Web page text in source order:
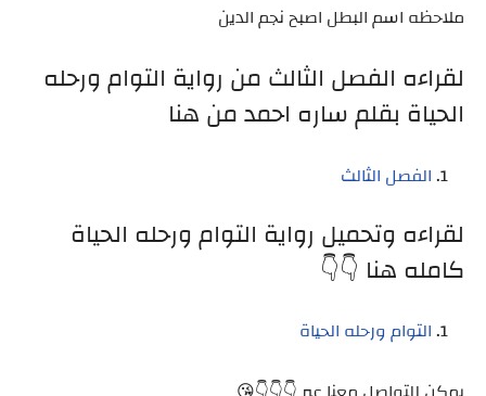
ملاحظه اسم البطل اصبح نجم الدين
لقراءه الفصل الثالث من رواية التوام ورحله
الحياة بقلم ساره احمد من هنا
الفصل الثالث
لقراءه وتحميل رواية التوام ورحله الحياة
كامله هنا 👇👇
التوام ورحله الحياة